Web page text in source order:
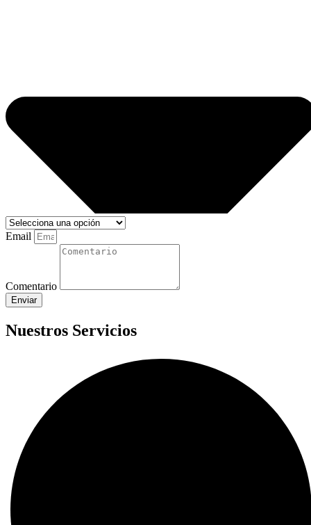
Email
Comentario
Enviar
Nuestros Servicios